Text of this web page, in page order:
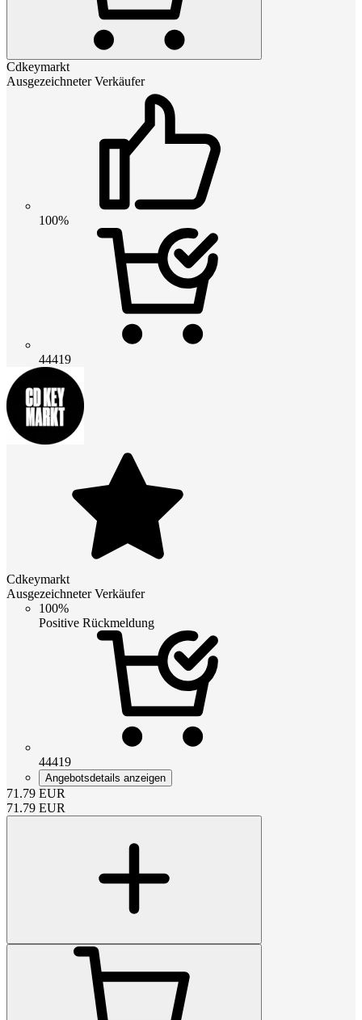
Cdkeymarkt
Ausgezeichneter Verkäufer
100%
44419
Cdkeymarkt
Ausgezeichneter Verkäufer
100%
Positive Rückmeldung
44419
Angebotsdetails anzeigen
71.79 EUR
71.79 EUR